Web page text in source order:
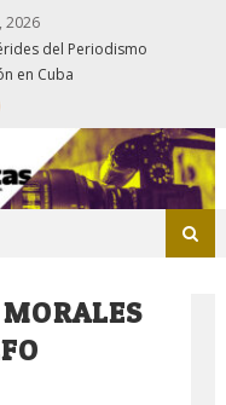
2026
del Periodismo
en Cuba